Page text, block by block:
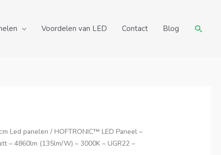
Voordelen van LED Contact Blog
Led panelen / HOFTRONIC™ LED Paneel –
– 4860lm (135lm/W) – 3000K – UGR22 –